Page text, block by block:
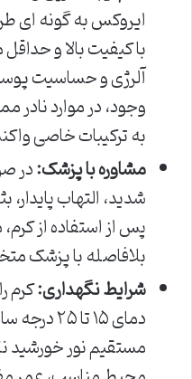
ایروکس به گونه ای
با کیفیت بالا و
آلرژی و حساسیت
وجود، در موارد
به ترکیبات خاصی
مشاوره با پزشک:در
شدید، التهاب
پس از استفاده از
بلافاصله با پزشک
شرایط نگهداری:کرم
دمای ۱۵
مستقیم نور خورشید